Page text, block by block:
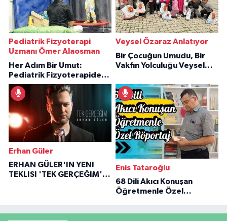
Pediatrik Fizyoterapi
Uzmanı Ömer Alaosman
Her Adım Bir Umut:
Pediatrik Fizyoterapiden
İlham Veren Hikâyeler
Veysel Özaraz Anlatıyor
Bir Çocuğun Umudu, Bir
Vakfın Yolculuğu Veysel
Erhan Güler
ERHAN GÜLER'IN YENI
TEKLISI 'TEK GERÇEĞIM'LE
Enis Tataroğlu
68 Dili Akıcı Konuşan
Öğretmenle Özel